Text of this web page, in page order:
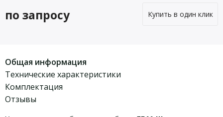
по запросу Купить в один клик
Общая информация
Технические характеристики
Комплектация
Отзывы